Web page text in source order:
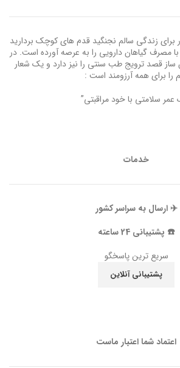
زندگی سالم نجنگید قدم های کوچک بردارید
مصرف گیاهان دارویی را به عرصه آورده است. در
قصد ترویج طب سنتی را نیز دارد و یک شعار
را برای همه آرزومند است :
عمر سلامتی با خود مراقبتی”
خدمات
✈️ ارسال به سراسر کشور
☎️ پشتیبانی 24 ساعته
سریع ترین پاسخگو
پشتیبانی آنلاین
اعتماد شما اعتبار ماست